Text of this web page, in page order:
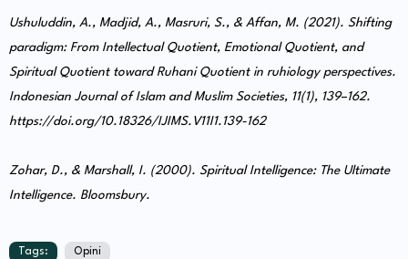
Ushuluddin, A., Madjid, A., Masruri, S., & Affan, M. (2021). Shifting
paradigm: From Intellectual Quotient, Emotional Quotient, and
Spiritual Quotient toward Ruhani Quotient in ruhiology perspectives.
Indonesian Journal of Islam and Muslim Societies, 11(1), 139–162.
https://doi.org/10.18326/IJIMS.V11I1.139-162
Zohar, D., & Marshall, I. (2000). Spiritual Intelligence: The Ultimate
Intelligence. Bloomsbury.
Tags: Opini